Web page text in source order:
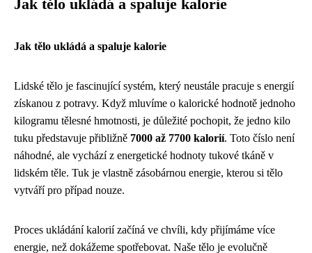
Jak tělo ukládá a spaluje kalorie
Jak tělo ukládá a spaluje kalorie
Lidské tělo je fascinující systém, který neustále pracuje s energií
získanou z potravy. Když mluvíme o kalorické hodnotě jednoho
kilogramu tělesné hmotnosti, je důležité pochopit, že jedno kilo
tuku představuje přibližně 7000 až 7700 kalorií. Toto číslo není
náhodné, ale vychází z energetické hodnoty tukové tkáně v
lidském těle. Tuk je vlastně zásobárnou energie, kterou si tělo
vytváří pro případ nouze.
Proces ukládání kalorií začíná ve chvíli, kdy přijímáme více
energie, než dokážeme spotřebovat. Naše tělo je evolučně